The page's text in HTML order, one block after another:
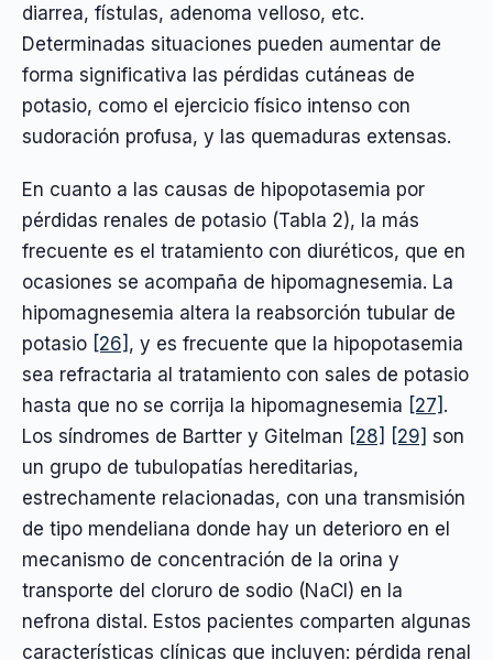
diarrea, fístulas, adenoma velloso, etc.
Determinadas situaciones pueden aumentar de
forma significativa las pérdidas cutáneas de
potasio, como el ejercicio físico intenso con
sudoración profusa, y las quemaduras extensas.
En cuanto a las causas de hipopotasemia por
pérdidas renales de potasio (Tabla 2), la más
frecuente es el tratamiento con diuréticos, que en
ocasiones se acompaña de hipomagnesemia. La
hipomagnesemia altera la reabsorción tubular de
potasio [26] , y es frecuente que la hipopotasemia
sea refractaria al tratamiento con sales de potasio
hasta que no se corrija la hipomagnesemia [27] .
Los síndromes de Bartter y Gitelman [28] [29] son
un grupo de tubulopatías hereditarias,
estrechamente relacionadas, con una transmisión
de tipo mendeliana donde hay un deterioro en el
mecanismo de concentración de la orina y
transporte del cloruro de sodio (NaCl) en la
nefrona distal. Estos pacientes comparten algunas
características clínicas que incluyen: pérdida renal